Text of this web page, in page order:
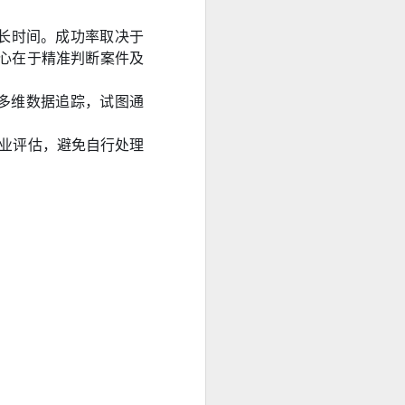
时间。成功率取决于
在于精准判断案件及
维数据追踪，试图通
评估，避免自行处理